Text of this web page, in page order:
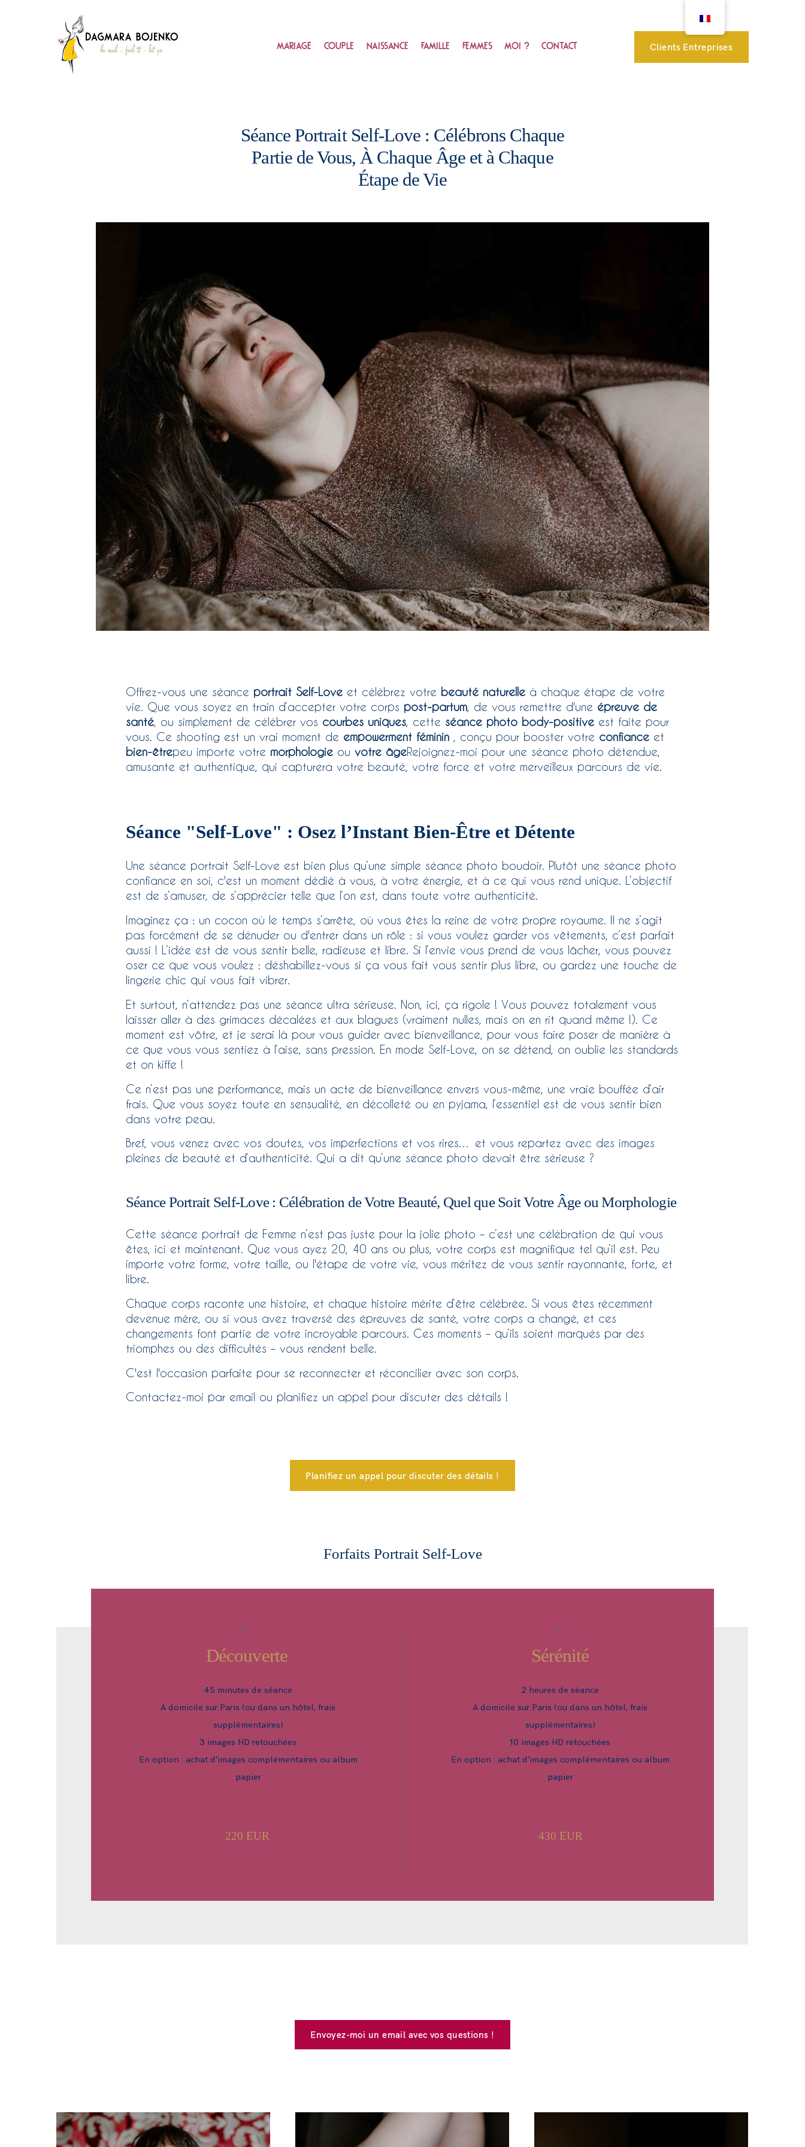
MARIAGE COUPLE NAISSANCE FAMILLE FEMMES MOI ? CONTACT Clients Entreprises
Séance Portrait Self-Love : Célébrons Chaque
Partie de Vous, À Chaque Âge et à Chaque
Étape de Vie
Offrez-vous une séance portrait Self-Loveet célébrez votre beauté naturelleà chaque étape de votre
vie. Que vous soyez en train d’accepter votre corps post-partum, de vous remettre d'une épreuve de
santé, ou simplement de célébrer vos courbes uniques, cette séance photo body-positiveest faite pour
vous. Ce shooting est un vrai moment de empowerment féminin, conçu pour booster votre confianceet
bien-êtrepeu importe votre morphologieou votre âgeRejoignez-moi pour une séance photo détendue,
amusante et authentique, qui capturera votre beauté, votre force et votre merveilleux parcours de vie.
Séance "Self-Love" : Osez l’Instant Bien-Être et Détente
Une séance portrait Self-Love est bien plus qu’une simple séance photo boudoir. Plutôt une séance photo
confiance en soi, c'est un moment dédié à vous, à votre énergie, et à ce qui vous rend unique. L’objectif
est de s’amuser, de s’apprécier telle que l’on est, dans toute votre authenticité.
Imaginez ça : un cocon où le temps s’arrête, où vous êtes la reine de votre propre royaume. Il ne s’agit
pas forcément de se dénuder ou d'entrer dans un rôle : si vous voulez garder vos vêtements, c’est parfait
aussi ! L’idée est de vous sentir belle, radieuse et libre. Si l’envie vous prend de vous lâcher, vous pouvez
oser ce que vous voulez : déshabillez-vous si ça vous fait vous sentir plus libre, ou gardez une touche de
lingerie chic qui vous fait vibrer.
Et surtout, n’attendez pas une séance ultra sérieuse. Non, ici, ça rigole ! Vous pouvez totalement vous
laisser aller à des grimaces décalées et aux blagues (vraiment nulles, mais on en rit quand même !). Ce
moment est vôtre, et je serai là pour vous guider avec bienveillance, pour vous faire poser de manière à
ce que vous vous sentiez à l’aise, sans pression. En mode Self-Love, on se détend, on oublie les standards
et on kiffe !
Ce n’est pas une performance, mais un acte de bienveillance envers vous-même, une vraie bouffée d’air
frais. Que vous soyez toute en sensualité, en décolleté ou en pyjama, l’essentiel est de vous sentir bien
dans votre peau.
Bref, vous venez avec vos doutes, vos imperfections et vos rires… et vous repartez avec des images
pleines de beauté et d’authenticité. Qui a dit qu’une séance photo devait être sérieuse ?
Séance Portrait Self-Love : Célébration de Votre Beauté, Quel que Soit Votre Âge ou Morphologie
Cette séance portrait de Femme n’est pas juste pour la jolie photo – c’est une célébration de qui vous
êtes, ici et maintenant. Que vous ayez 20, 40 ans ou plus, votre corps est magnifique tel qu’il est. Peu
importe votre forme, votre taille, ou l'étape de votre vie, vous méritez de vous sentir rayonnante, forte, et
libre.
Chaque corps raconte une histoire, et chaque histoire mérite d’être célébrée. Si vous êtes récemment
devenue mère, ou si vous avez traversé des épreuves de santé, votre corps a changé, et ces
changements font partie de votre incroyable parcours. Ces moments – qu’ils soient marqués par des
triomphes ou des difficultés – vous rendent belle.
C'est l'occasion parfaite pour se reconnecter et réconcilier avec son corps.
Contactez-moi par email ou planifiez un appel pour discuter des détails !
Planifiez un appel pour discuter des détails !
Forfaits Portrait Self-Love
02.
01.
Sérénité
Découverte
2 heures de séance
A domicile sur Paris (ou dans un hôtel, frais
supplémentaires)
10 images HD retouchées
En option : achat d'images complémentaires ou album
papier
45 minutes de séance
A domicile sur Paris (ou dans un hôtel, frais
supplémentaires)
3 images HD retouchées
En option : achat d'images complémentaires ou album
papier
430 EUR
220 EUR
Envoyez-moi un email avec vos questions !